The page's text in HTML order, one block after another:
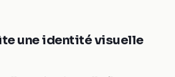
une identité visuelle